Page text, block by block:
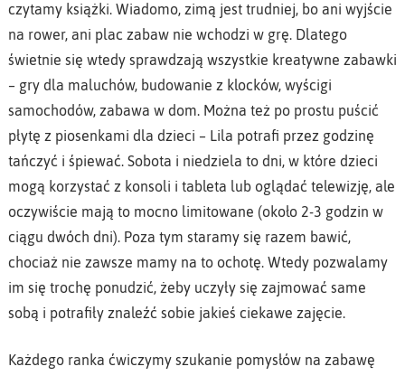
czytamy książki. Wiadomo, zimą jest trudniej, bo ani wyjście
na rower, ani plac zabaw nie wchodzi w grę. Dlatego
świetnie się wtedy sprawdzają wszystkie kreatywne zabawki
– gry dla maluchów, budowanie z klocków, wyścigi
samochodów, zabawa w dom. Można też po prostu puścić
płytę z piosenkami dla dzieci – Lila potrafi przez godzinę
tańczyć i śpiewać. Sobota i niedziela to dni, w które dzieci
mogą korzystać z konsoli i tableta lub oglądać telewizję, ale
oczywiście mają to mocno limitowane (około 2-3 godzin w
ciągu dwóch dni). Poza tym staramy się razem bawić,
chociaż nie zawsze mamy na to ochotę. Wtedy pozwalamy
im się trochę ponudzić, żeby uczyły się zajmować same
sobą i potrafiły znaleźć sobie jakieś ciekawe zajęcie.
Każdego ranka ćwiczymy szukanie pomysłów na zabawę